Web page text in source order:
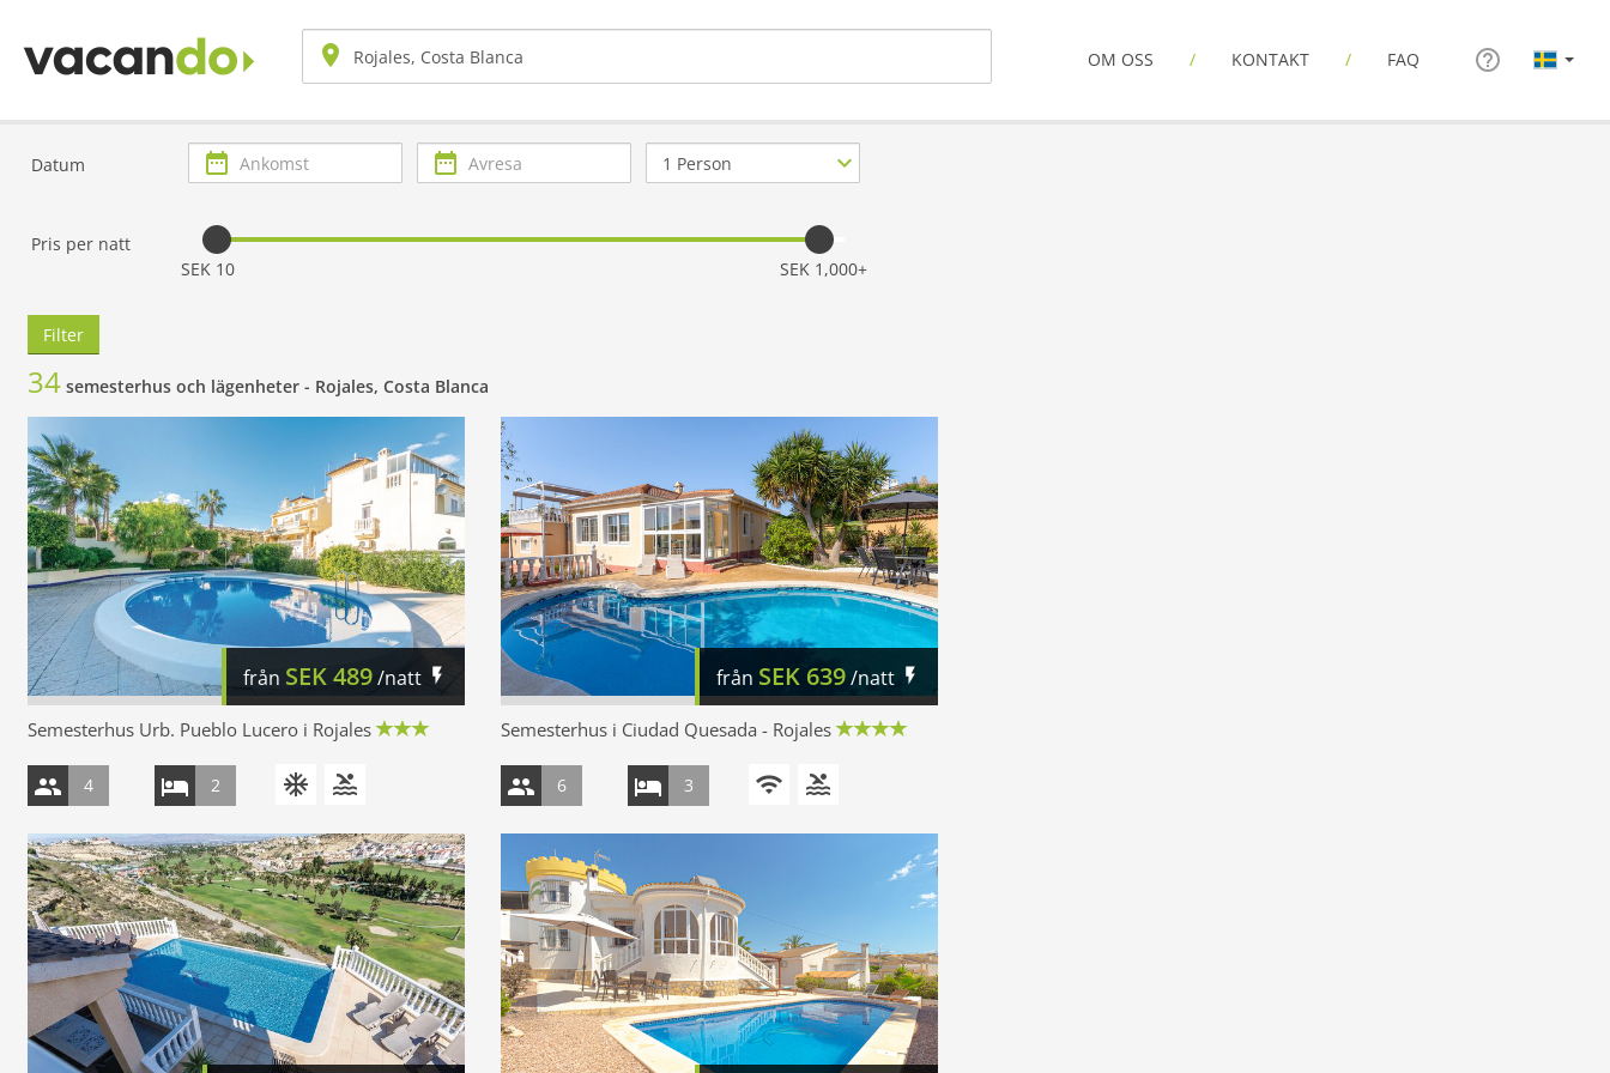
OM OSS KONTAKT FAQ
Datum Ankomst Avresa
Antal
personer
Pris per natt
SEK 10
SEK 1,000+
Filter
34 semesterhus och lägenheter - Rojales, Costa Blanca
från SEK489/natt
Semesterhus Urb. Pueblo Lucero i Rojales
4 2
från SEK 639/natt
Semesterhus i Ciudad Quesada - Rojales
6 3